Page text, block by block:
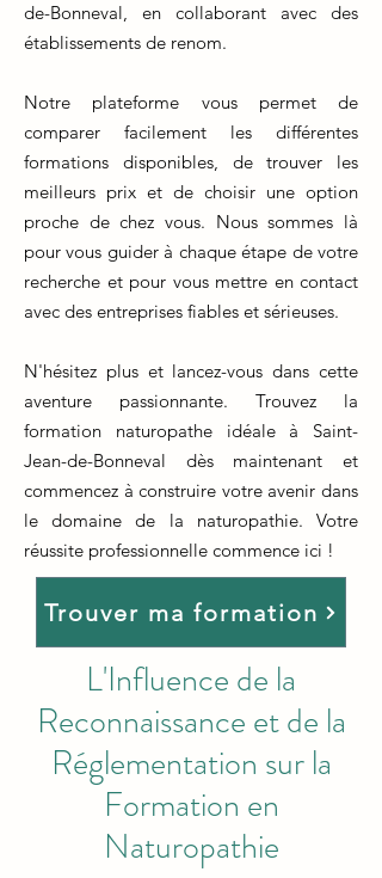
de-Bonneval, en collaborant avec des
établissements de renom.
Notre plateforme vous permet de
comparer facilement les différentes
formations disponibles, de trouver les
meilleurs prix et de choisir une option
proche de chez vous. Nous sommes là
pour vous guider à chaque étape de votre
recherche et pour vous mettre en contact
avec des entreprises fiables et sérieuses.
N'hésitez plus et lancez-vous dans cette
aventure passionnante. Trouvez la
formation naturopathe idéale à Saint-
Jean-de-Bonneval dès maintenant et
commencez à construire votre avenir dans
le domaine de la naturopathie. Votre
réussite professionnelle commence ici !
Trouver ma formation
L'Influence de la
Reconnaissance et de la
Réglementation sur la
Formation en
Naturopathie